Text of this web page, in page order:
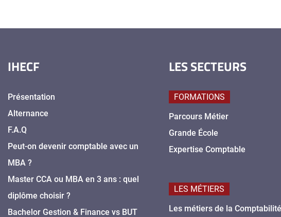
IHECF
Présentation
Alternance
F.A.Q
Peut-on devenir comptable avec un
MBA ?
Master CCA ou MBA en 3 ans : quel
diplôme choisir ?
Bachelor Gestion & Finance vs BUT
LES SECTEURS
FORMATIONS
Parcours Métier
Grande École
Expertise Comptable
LES MÉTIERS
Les métiers de la Comptabilité